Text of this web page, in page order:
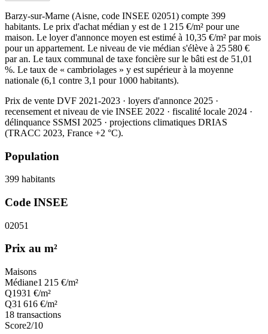
Barzy-sur-Marne (Aisne, code INSEE 02051) compte 399
habitants. Le prix d'achat médian y est de 1 215 €/m² pour une
maison. Le loyer d'annonce moyen est estimé à 10,35 €/m² par mois
pour un appartement. Le niveau de vie médian s'élève à 25 580 €
par an. Le taux communal de taxe foncière sur le bâti est de 51,01
%. Le taux de « cambriolages » y est supérieur à la moyenne
nationale (6,1 contre 3,1 pour 1000 habitants).
Prix de vente DVF 2021-2023 · loyers d'annonce 2025 ·
recensement et niveau de vie INSEE 2022 · fiscalité locale 2024 ·
délinquance SSMSI 2025 · projections climatiques DRIAS
(TRACC 2023, France +2 °C).
Population
399 habitants
Code INSEE
02051
Prix au m²
Maisons
Médiane1 215 €/m²
Q1931 €/m²
Q31 616 €/m²
18 transactions
Score2/10